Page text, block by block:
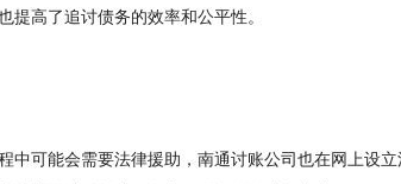
提高了追讨债务的效率和公平性。
可能会需要法律援助，南通讨账公司也在网上设